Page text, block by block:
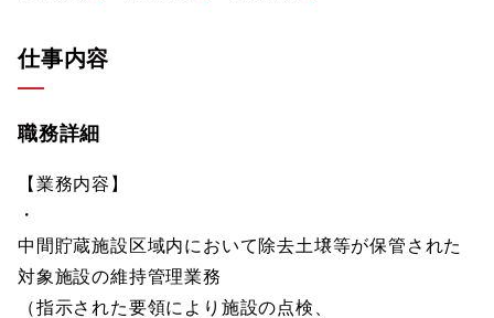
仕事内容
職務詳細
【業務内容】
・
中間貯蔵施設区域内において除去土壌等が保管された
対象施設の維持管理業務
（指示された要領により施設の点検、